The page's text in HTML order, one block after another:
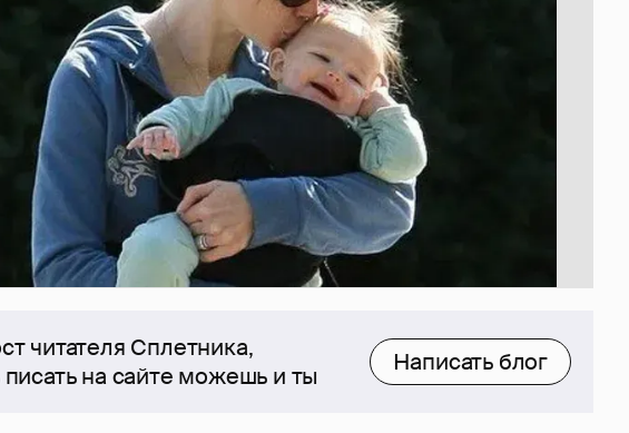
читателя Сплетника,
писать на сайте можешь и ты
Написать блог